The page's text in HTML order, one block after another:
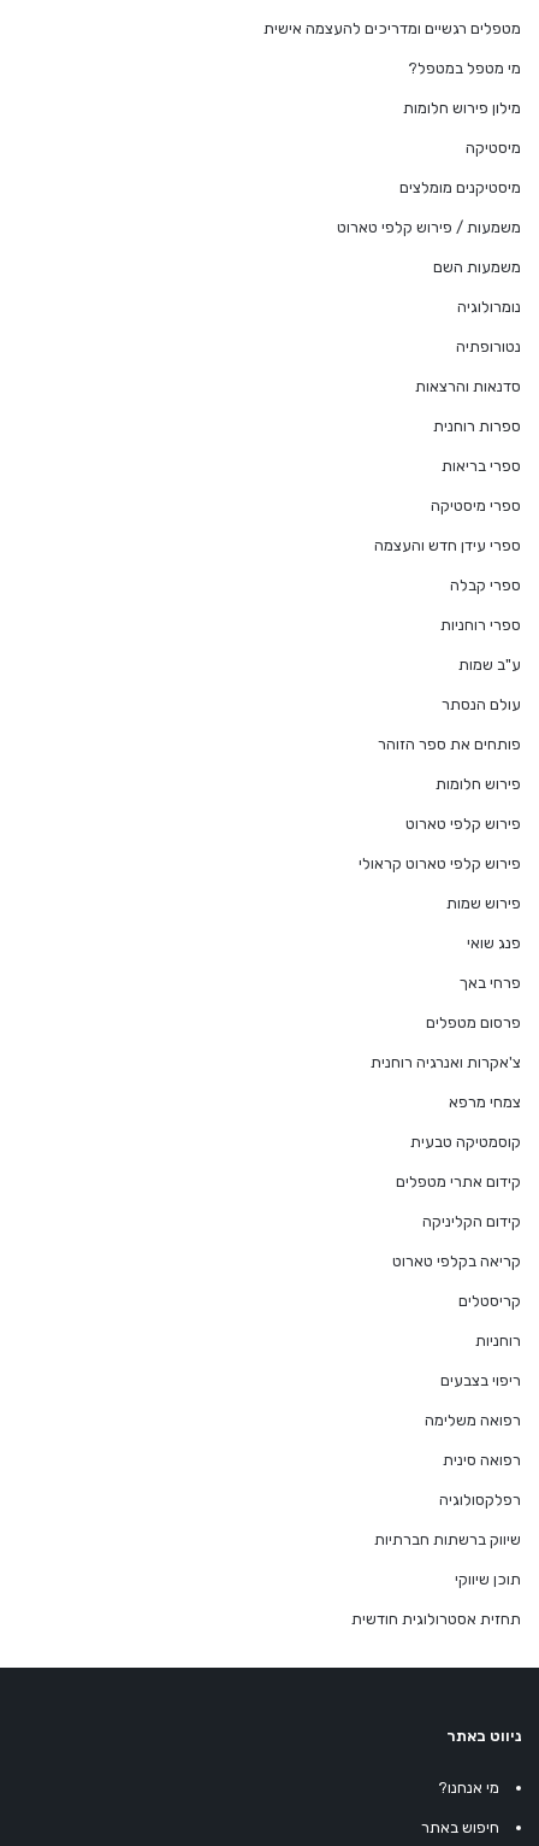
מטפלים רגשיים ומדריכים להעצמה אישית
מי מטפל במטפל?
מילון פירוש חלומות
מיסטיקה
מיסטיקנים מומלצים
משמעות / פירוש קלפי טארוט
משמעות השם
נומרולוגיה
נטורופתיה
סדנאות והרצאות
ספרות רוחנית
ספרי בריאות
ספרי מיסטיקה
ספרי עידן חדש והעצמה
ספרי קבלה
ספרי רוחניות
ע"ב שמות
עולם הנסתר
פותחים את ספר הזוהר
פירוש חלומות
פירוש קלפי טארוט
פירוש קלפי טארוט קראולי
פירוש שמות
פנג שואי
פרחי באך
פרסום מטפלים
צ'אקרות ואנרגיה רוחנית
צמחי מרפא
קוסמטיקה טבעית
קידום אתרי מטפלים
קידום הקליניקה
קריאה בקלפי טארוט
קריסטלים
רוחניות
ריפוי בצבעים
רפואה משלימה
רפואה סינית
רפלקסולוגיה
שיווק ברשתות חברתיות
תוכן שיווקי
תחזית אסטרולוגית חודשית
ניווט באתר
מי אנחנו?
חיפוש באתר